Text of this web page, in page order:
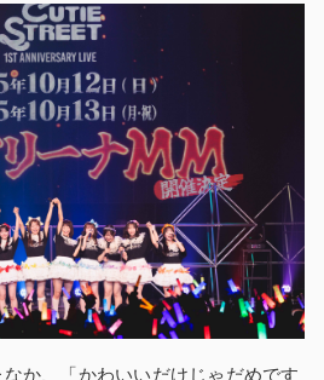
か、「かわいいだけじゃだめです